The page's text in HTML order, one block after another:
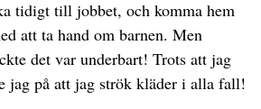
tidigt till jobbet, och komma hem
att ta hand om barnen. Men
det var underbart! Trots att jag
jag på att jag strök kläder i alla fall!